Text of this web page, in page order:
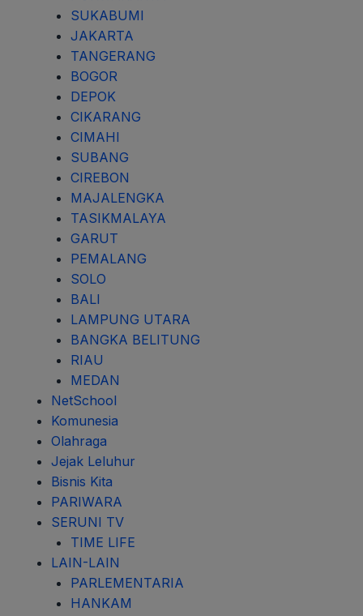
SUKABUMI
JAKARTA
TANGERANG
BOGOR
DEPOK
CIKARANG
CIMAHI
SUBANG
CIREBON
MAJALENGKA
TASIKMALAYA
GARUT
PEMALANG
SOLO
BALI
LAMPUNG UTARA
BANGKA BELITUNG
RIAU
MEDAN
NetSchool
Komunesia
Olahraga
Jejak Leluhur
Bisnis Kita
PARIWARA
SERUNI TV
TIME LIFE
LAIN-LAIN
PARLEMENTARIA
HANKAM